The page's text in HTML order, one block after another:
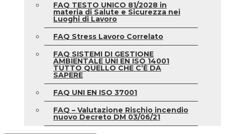
FAQ TESTO UNICO 81/2028 in
materia di Salute e Sicurezza nei
Luoghi di Lavoro
FAQ Stress Lavoro Correlato
FAQ SISTEMI DI GESTIONE
AMBIENTALE UNI EN ISO 14001
TUTTO QUELLO CHE C’È DA
SAPERE
FAQ UNI EN ISO 37001
FAQ – Valutazione Rischio incendio
nuovo Decreto DM 03/06/21